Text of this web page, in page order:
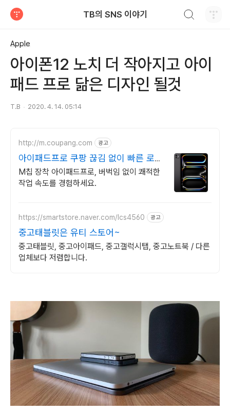
TB의 SNS 이야기
Apple
아이폰12 노치 더 작아지고 아이
패드 프로 닮은 디자인 될것
T.B 2020. 4. 14. 05:14
http://m.coupang.com 광고
아이패드프로 쿠팡 끊김 없이 빠른 로
켓배송
M칩 장착 아이패드프로, 버벅임 없이 쾌적한
작업 속도를 경험하세요.
https://smartstore.naver.com/lcs4560 광고
중고태블릿은 유티 스토어~
중고태블릿, 중고아이패드, 중고갤럭시탭, 중고노트북 / 다른
업체보다 저렴합니다.